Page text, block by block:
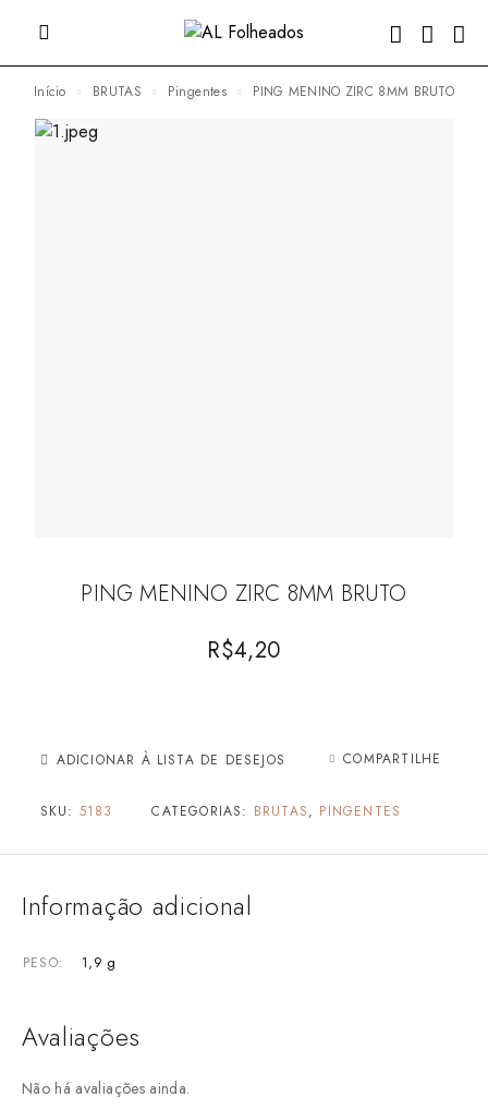
Início BRUTAS Pingentes PING MENINO ZIRC 8MM BRUTO
PING MENINO ZIRC 8MM BRUTO
R$4,20
ADICIONAR À LISTA DE DESEJOS COMPARTILHE
SKU: 5183 CATEGORIAS: BRUTAS, PINGENTES
Informação adicional
PESO 1,9 g
Avaliações
Não há avaliações ainda.